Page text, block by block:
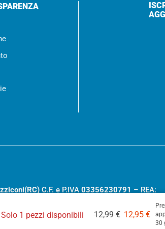
C.F. e P.IVA03356230791 – REA:
12,99€ 12,95 €
30
Solo 1 pezzi disponibili